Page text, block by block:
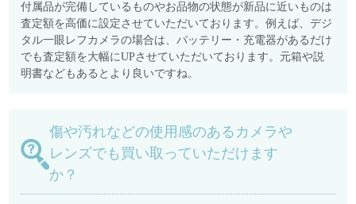
付属品が完備しているものやお品物の状態が新品に近いものは
査定額を高価に設定させていただいております。例えば、デジ
タル一眼レフカメラの場合は、バッテリー・充電器があるだけ
でも査定額を大幅にUPさせていただいております。元箱や説
明書などもあるとより良いですね。
傷や汚れなどの使用感のあるカメラや
レンズでも買い取っていただけます
か？